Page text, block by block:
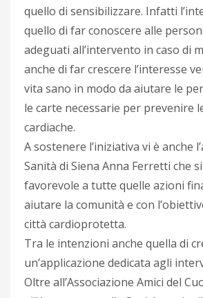
quello di sensibilizzare. Infatti
quello di far conoscere alle
adeguati all’intervento in caso di
anche di far crescere l’interesse
vita sano in modo da aiutare le
le carte necessarie per prevenire
cardiache.
A sostenere l’iniziativa vi è anche
Sanità di Siena Anna Ferretti che
favorevole a tutte quelle azioni
aiutare la comunità e con
città cardioprotetta.
Tra le intenzioni anche quella di
un’applicazione dedicata agli
Oltre all’Associazione Amici del